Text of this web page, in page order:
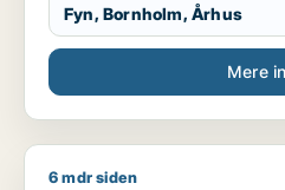
Fyn, Bornholm, Århus
Mere
Anja søger job som
6 mdr siden